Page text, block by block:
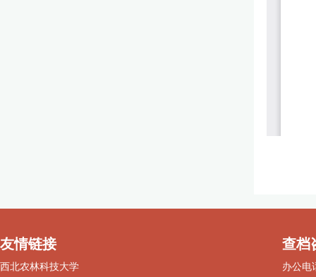
友情链接
西北农林科技大学
查档
办公电